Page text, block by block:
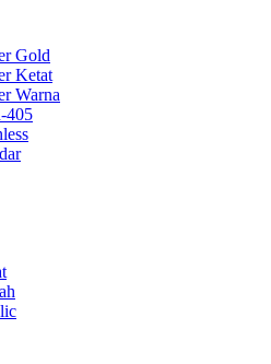
Gold
Ketat
Warna
405